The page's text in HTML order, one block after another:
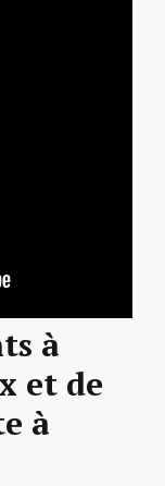
à
et de
à